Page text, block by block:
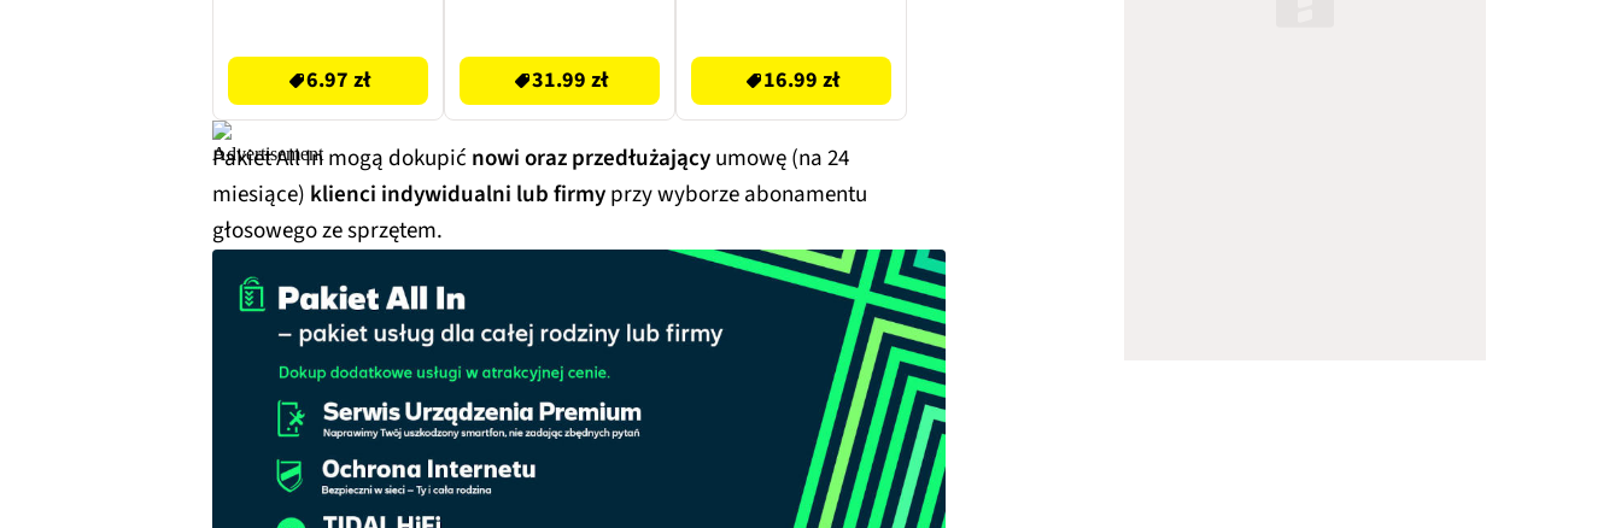
6.97 zł 31.99 zł
20 kg (2 szt.)
16.99 zł
Pakiet All In mogą dokupić nowi oraz przedłużającyumowę (na 24
miesiące) klienci indywidualni lub firmyprzy wyborze abonamentu
głosowego ze sprzętem.